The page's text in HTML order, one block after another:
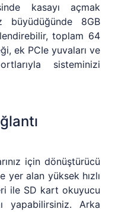
kasayı açmak
büyüdüğünde 8GB
toplam 64
ek PCIe yuvaları ve
sisteminizi
için dönüştürücü
yer alan yüksek hızlı
ile SD kart okuyucu
yapabilirsiniz. Arka